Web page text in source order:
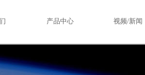
产品中心 视频/新闻